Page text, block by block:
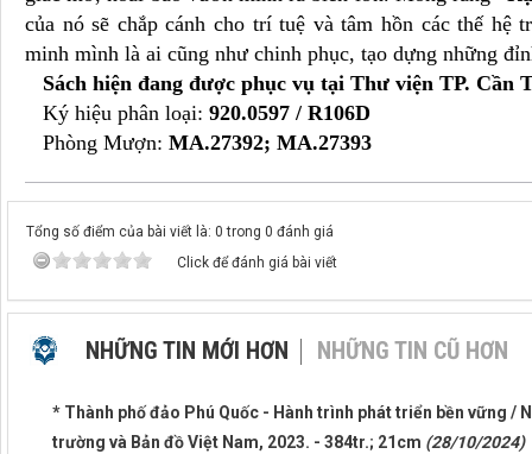
của nó sẽ chắp cánh cho trí tuệ và tâm hồn các thế
minh mình là ai cũng như chinh phục, tạo dựng những
Sách hiện đang được phục vụ tại Thư viện TP. Cần
Ký hiệu phân loại: 920.0597 / R106D
Phòng Mượn: MA.27392; MA.27393
Tổng số điểm của bài viết là: 0 trong 0 đánh giá
Click để đánh giá bài viết
NHỮNG TIN MỚI HƠN NHỮNG TIN CŨ HƠN
* Thành phố đảo Phú Quốc - Hành trình phát triển bền vững /
trường và Bản đồ Việt Nam, 2023. - 384tr.; 21cm (28/10/2024)